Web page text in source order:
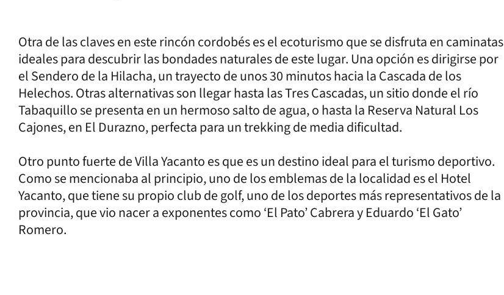
Otra de las claves en este rincón cordobés es el ecoturismo que se disfruta en caminatas
ideales para descubrir las bondades naturales de este lugar. Una opción es dirigirse por
el Sendero de la Hilacha, un trayecto de unos 30 minutos hacia la Cascada de los
Helechos. Otras alternativas son llegar hasta las Tres Cascadas, un sitio donde el río
Tabaquillo se presenta en un hermoso salto de agua, o hasta la Reserva Natural Los
Cajones, en El Durazno, perfecta para un trekking de media dificultad.
Otro punto fuerte de Villa Yacanto es que es un destino ideal para el turismo deportivo.
Como se mencionaba al principio, uno de los emblemas de la localidad es el Hotel
Yacanto, que tiene su propio club de golf, uno de los deportes más representativos de la
provincia, que vio nacer a exponentes como ‘El Pato’ Cabrera y Eduardo ‘El Gato’
Romero.